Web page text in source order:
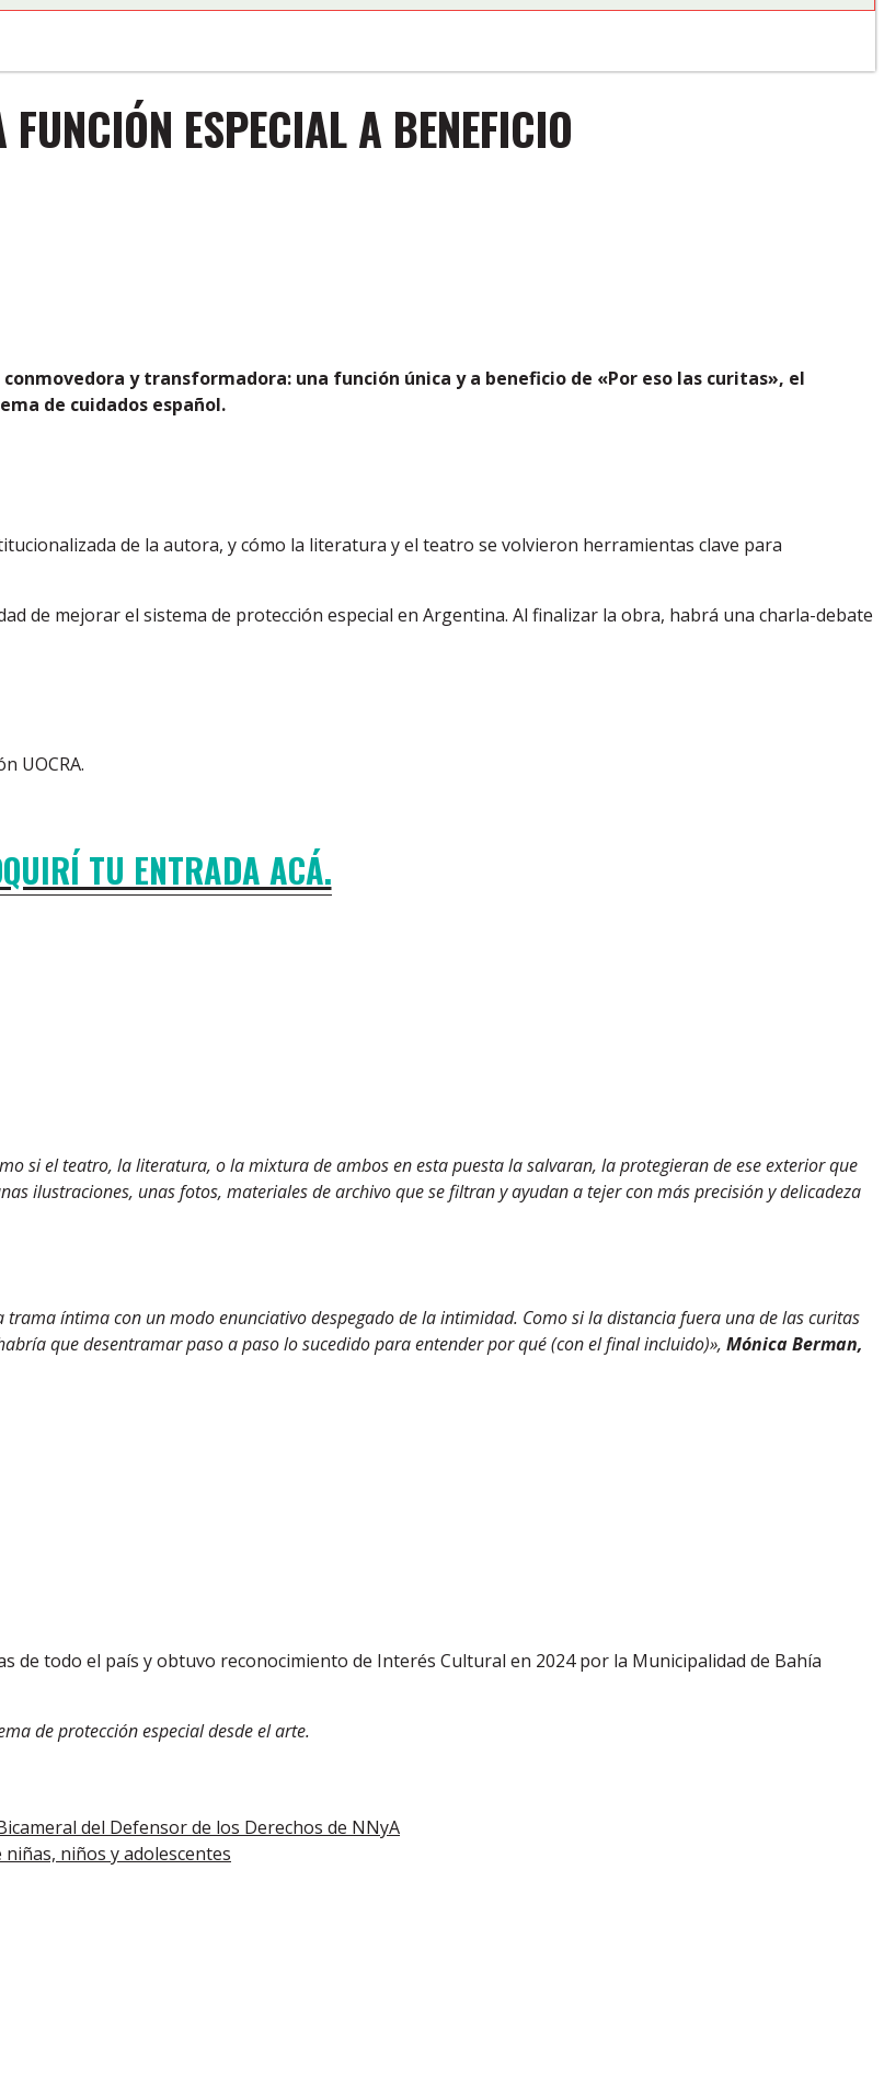
ESPECIAL A BENEFICIO
y transformadora: una función única y a beneficio de «Por eso las curitas», el
de cuidados español.
de la autora, y cómo la literatura y el teatro se volvieron herramientas clave para
de mejorar el sistema de protección especial en Argentina. Al finalizar la obra, habrá una charla-debate
UOCRA.
TU ENTRADA ACÁ.
si el teatro, la literatura, o la mixtura de ambos en esta puesta la salvaran, la protegieran de ese exterior que
ilustraciones, unas fotos, materiales de archivo que se filtran y ayudan a tejer con más precisión y delicadeza
íntima con un modo enunciativo despegado de la intimidad. Como si la distancia fuera una de las curitas
que desentramar paso a paso lo sucedido para entender por qué (con el final incluido)», Mónica Berman,
de todo el país y obtuvo reconocimiento de Interés Cultural en 2024 por la Municipalidad de Bahía
de protección especial desde el arte.
del Defensor de los Derechos de NNyA
niños y adolescentes